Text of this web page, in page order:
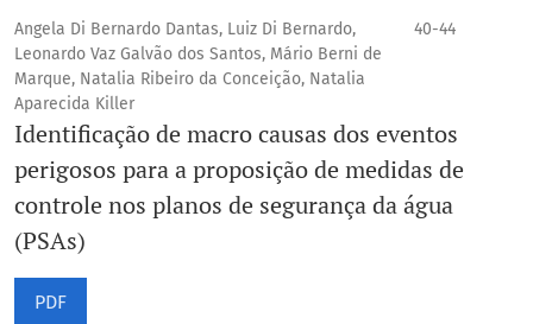
Angela Di Bernardo Dantas, Luiz Di Bernardo,
Leonardo Vaz Galvão dos Santos, Mário Berni de
Marque, Natalia Ribeiro da Conceição, Natalia
Aparecida Killer
40-44
Identificação de macro causas dos eventos
perigosos para a proposição de medidas de
controle nos planos de segurança da água
(PSAs)
PDF